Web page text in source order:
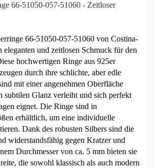
66-51050-057-51060 - Zeitloser
66-51050-057-51060 von Costina-
eleganten und zeitlosen Schmuck für den
hochwertigen Ringe aus 925er
durch ihre schlichte, aber edle
mit einer angenehmen Oberfläche
subtilen Glanz verleiht und sich perfekt
eignet. Die Ringe sind in
erhältlich, um eine individuelle
Dank des robusten Silbers sind die
widerstandsfähig gegen Kratzer und
Durchmesser von ca. 5 mm bieten sie
die sowohl klassisch als auch modern